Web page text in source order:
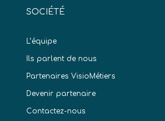
SOCIÉTÉ
L’équipe
Ils parlent de nous
Partenaires VisioMétiers
Devenir partenaire
Contactez-nous